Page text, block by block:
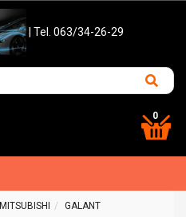
| Tel. 063/34-26-29
0
MITSUBISHI GALANT